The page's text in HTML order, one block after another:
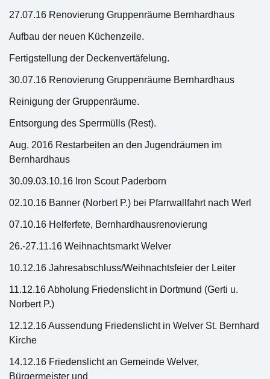
27.07.16 Renovierung Gruppenräume Bernhardhaus
Aufbau der neuen Küchenzeile.
Fertigstellung der Deckenvertäfelung.
30.07.16 Renovierung Gruppenräume Bernhardhaus
Reinigung der Gruppenräume.
Entsorgung des Sperrmülls (Rest).
Aug. 2016 Restarbeiten an den Jugendräumen im
Bernhardhaus
30.09.03.10.16 Iron Scout Paderborn
02.10.16 Banner (Norbert P.) bei Pfarrwallfahrt nach Werl
07.10.16 Helferfete, Bernhardhausrenovierung
26.-27.11.16 Weihnachtsmarkt Welver
10.12.16 Jahresabschluss/Weihnachtsfeier der Leiter
11.12.16 Abholung Friedenslicht in Dortmund (Gerti u.
Norbert P.)
12.12.16 Aussendung Friedenslicht in Welver St. Bernhard
Kirche
14.12.16 Friedenslicht an Gemeinde Welver,
Bürgermeister und